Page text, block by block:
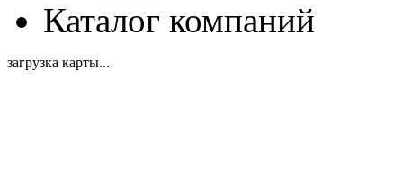
Каталог компаний
загрузка карты...